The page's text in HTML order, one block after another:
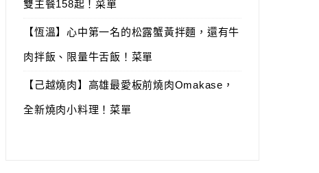
雙主餐158起！菜單
【恆溫】心中第一名的松露蟹黃拌麵，還有牛
肉拌飯、限量牛舌飯！菜單
【己越燒肉】高雄最愛板前燒肉Omakase，
全新燒肉小料理！菜單